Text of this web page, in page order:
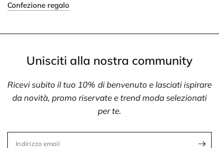
Confezione regalo
Unisciti alla nostra community
Ricevi subito il tuo 10% di benvenuto e lasciati ispirare
da novità, promo riservate e trend moda selezionati
per te.
Indirizzo email